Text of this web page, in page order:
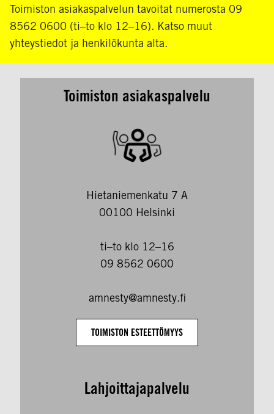
Toimiston asiakaspalvelun tavoitat numerosta 09
8562 0600 (ti–to klo 12–16). Katso muut
yhteystiedot ja henkilökunta alta.
Toimiston asiakaspalvelu
Hietaniemenkatu 7 A
00100 Helsinki
ti–to klo 12–16
09 8562 0600
amnesty@amnesty.fi
TOIMISTON ESTEETTÖMYYS
Lahjoittajapalvelu